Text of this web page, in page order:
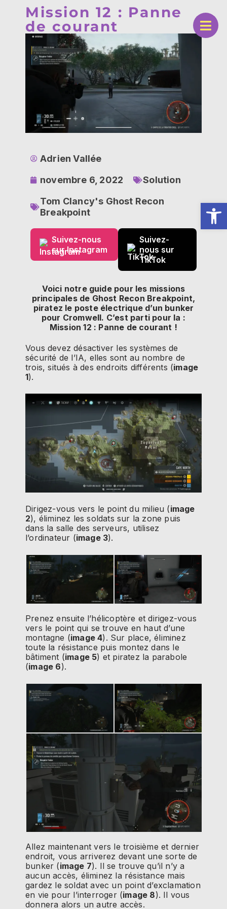
Mission 12 : Panne
de courant
Adrien Vallée
novembre 6, 2022
Solution
Tom Clancy's Ghost Recon
Breakpoint
Suivez-nous
sur Instagram
Suivez-
nous sur
TikTok
Voici notre guide pour les missions
principales de Ghost Recon Breakpoint,
piratez le poste électrique d’un bunker
pour Cromwell. C’est parti pour la :
Mission 12 : Panne de courant !
Vous devez désactiver les systèmes de
sécurité de l’IA, elles sont au nombre de
trois, situés à des endroits différents (image
1).
Dirigez-vous vers le point du milieu (image
2), éliminez les soldats sur la zone puis
dans la salle des serveurs, utilisez
l’ordinateur (image 3).
Prenez ensuite l’hélicoptère et dirigez-vous
vers le point qui se trouve en haut d’une
montagne (image 4). Sur place, éliminez
toute la résistance puis montez dans le
bâtiment (image 5) et piratez la parabole
(image 6).
Allez maintenant vers le troisième et dernier
endroit, vous arriverez devant une sorte de
bunker (image 7). Il se trouve qu’il n’y a
aucun accès, éliminez la résistance mais
gardez le soldat avec un point d’exclamation
en vie pour l’interroger (image 8). Il vous
donnera alors un autre accès.